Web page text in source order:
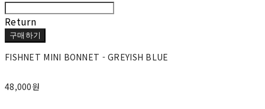
Return
구매하기
FISHNET MINI BONNET - GREYISH BLUE
48,000원